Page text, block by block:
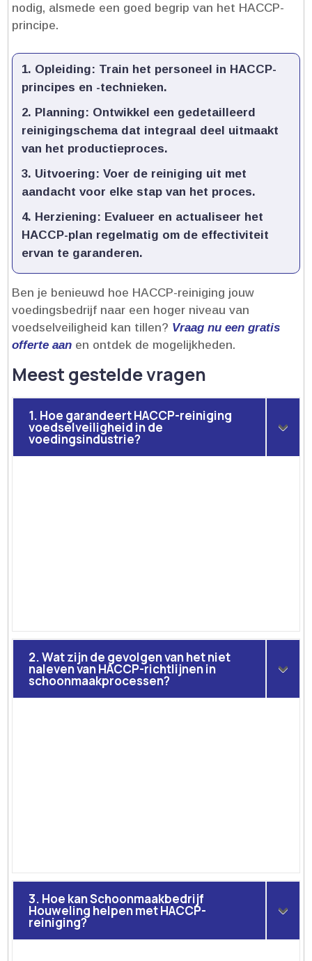
nodig, alsmede een goed begrip van het HACCP-
principe.​
Opleiding: Train het personeel in HACCP-
principes en -technieken.​
Planning: Ontwikkel een gedetailleerd
reinigingschema dat integraal deel uitmaakt
van het productieproces.​
Uitvoering: Voer de reiniging uit met
aandacht voor elke stap van het proces.​
Herziening: Evalueer en actualiseer het
HACCP-plan regelmatig om de effectiviteit
ervan te garanderen.​
Ben je benieuwd hoe HACCP-reiniging jouw
voedingsbedrijf naar een hoger niveau van
voedselveiligheid kan tillen? Vraag nu een gratis
offerte aan en ontdek de mogelijkheden.​
Meest gestelde vragen
1. Hoe garandeert HACCP-reiniging
voedselveiligheid in de
voedingsindustrie?
2. Wat zijn de gevolgen van het niet
naleven van HACCP-richtlijnen in
schoonmaakprocessen?
3. Hoe kan Schoonmaakbedrijf
Houweling helpen met HACCP-
reiniging?